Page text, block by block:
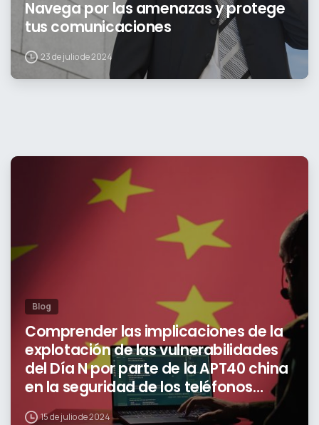
Navega por las amenazas y protege
tus comunicaciones
23 de julio de 2024
Blog
Comprender las implicaciones de la
explotación de las vulnerabilidades
del Día N por parte de la APT40 china
en la seguridad de los teléfonos
móviles
15 de julio de 2024